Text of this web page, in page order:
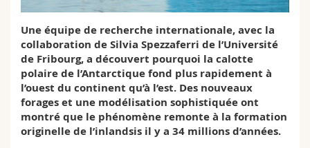
Sciences et médecine
Interfacultaire
Collaborateurs
Doctorants
Webmail
Programme des cours
MyUnifr
Une équipe de recherche internationale, avec la
collaboration de Silvia Spezzaferri de l’Université
de Fribourg, a découvert pourquoi la calotte
polaire de l’Antarctique fond plus rapidement à
l’ouest du continent qu’à l’est. Des nouveaux
forages et une modélisation sophistiquée ont
montré que le phénomène remonte à la formation
originelle de l’inlandsis il y a 34 millions d’années.